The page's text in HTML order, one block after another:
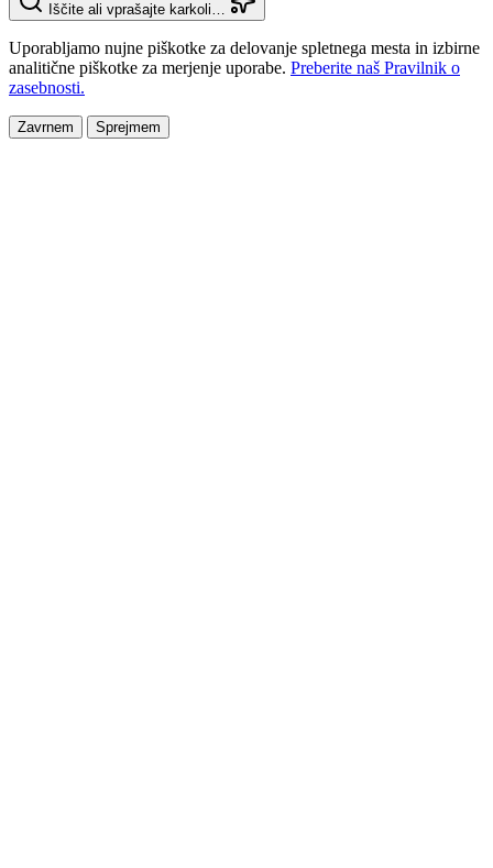
Iščite ali vprašajte karkoli…
Uporabljamo nujne piškotke za delovanje spletnega mesta in izbirne
analitične piškotke za merjenje uporabe. Preberite naš Pravilnik o
zasebnosti.
Zavrnem Sprejmem